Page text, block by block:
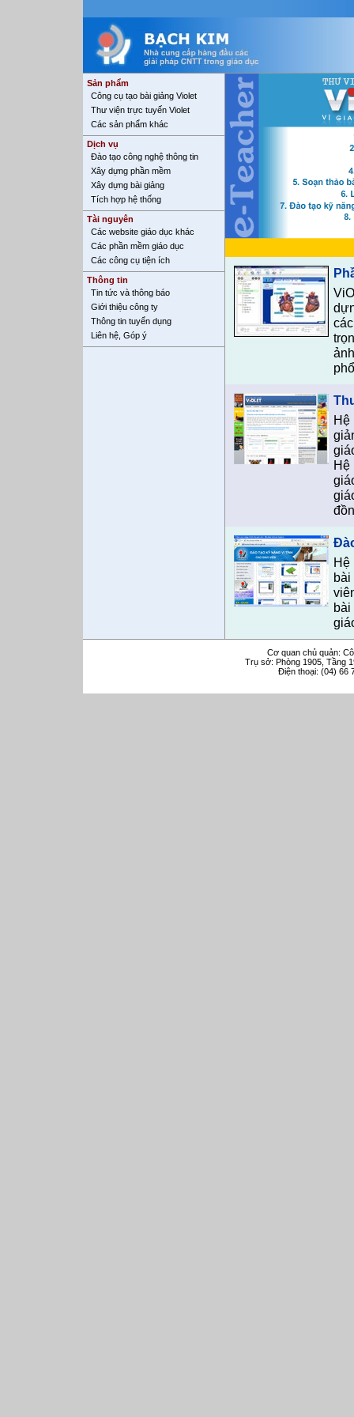
Sản phẩm
Công cụ tạo bài giảng Violet
Thư viện trực tuyến Violet
Các sản phẩm khác
Dịch vụ
Đào tạo công nghệ thông tin
Xây dựng phần mềm
Xây dựng bài giảng
Tích hợp hệ thống
Tài nguyên
Các website giáo dục khác
Các phần mềm giáo dục
Các công cụ tiện ích
Thông tin
Tin tức và thông báo
Giới thiệu công ty
Thông tin tuyển dụng
Liên hệ, Góp ý
Hệ
Cơ quan chủ quản:
Trụ sở: Phòng 1905, Tầng
Điện thoại: (04) 66